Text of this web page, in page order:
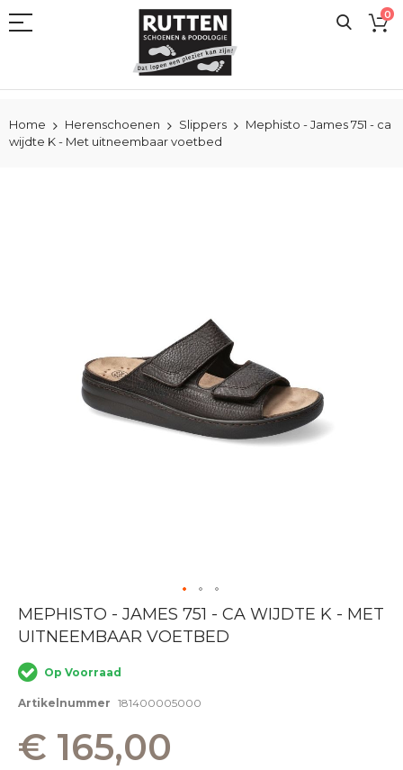
naar
0
Home Herenschoenen Slippers
Mephisto - James 751 - ca
wijdte K - Met uitneembaar voetbed
Ga
het
van
de
afbeeldingen-
MEPHISTO - JAMES 751 - CA WIJDTE K - MET
UITNEEMBAAR VOETBED
Op Voorraad
Artikelnummer 181400005000
€ 165,00